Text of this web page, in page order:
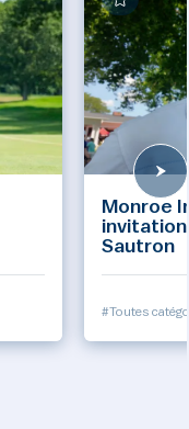
Monroe
invitation
Sautron
#Toutes